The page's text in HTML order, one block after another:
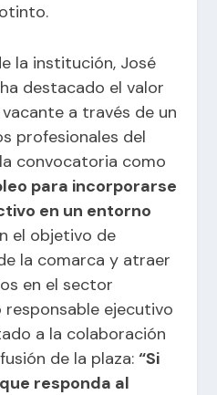
la institución, José
destacado el valor
a través de un
profesionales del
convocatoria como
para incorporarse
en un entorno
el objetivo de
la comarca y atraer
en el sector
responsable ejecutivo
a la colaboración
de la plaza:“Si
responda al